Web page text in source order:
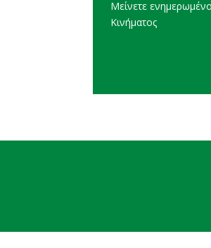
Μείνετε
Κινήματος